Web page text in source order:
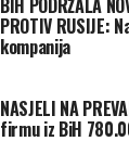
PROTIV RUSIJE:
kompanija
NASJELI NA
firmu iz BiH